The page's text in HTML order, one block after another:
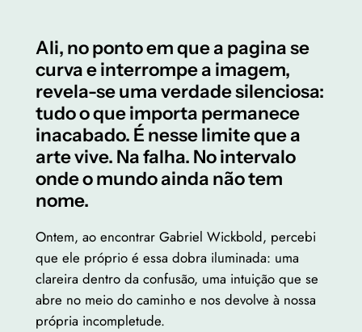
Ali, no ponto em que a pagina se
curva e interrompe a imagem,
revela-se uma verdade silenciosa:
tudo o que importa permanece
inacabado. É nesse limite que a
arte vive. Na falha. No intervalo
onde o mundo ainda não tem
nome.
Ontem, ao encontrar Gabriel Wickbold, percebi
que ele próprio é essa dobra iluminada: uma
clareira dentro da confusão, uma intuição que se
abre no meio do caminho e nos devolve à nossa
própria incompletude.